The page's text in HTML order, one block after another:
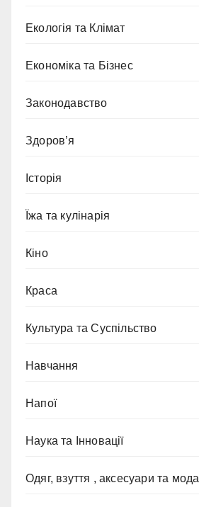
Екологія та Клімат
Економіка та Бізнес
Законодавство
Здоров’я
Історія
Їжа та кулінарія
Кіно
Краса
Культура та Суспільство
Навчання
Напої
Наука та Інновації
Одяг, взуття , аксесуари та мода